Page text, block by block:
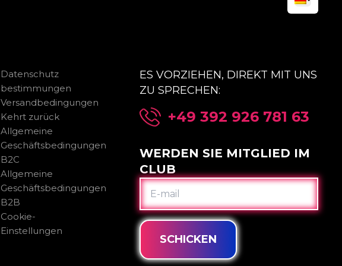
Datenschutz
bestimmungen
Versandbedingungen
Kehrt zurück
Allgemeine
Geschäftsbedingungen
B2C
Allgemeine
Geschäftsbedingungen
B2B
Cookie-
Einstellungen
ES VORZIEHEN, DIREKT MIT UNS
ZU SPRECHEN:
+49 392 926 781 63
WERDEN SIE MITGLIED IM
CLUB
E-
MAIL
SCHICKEN